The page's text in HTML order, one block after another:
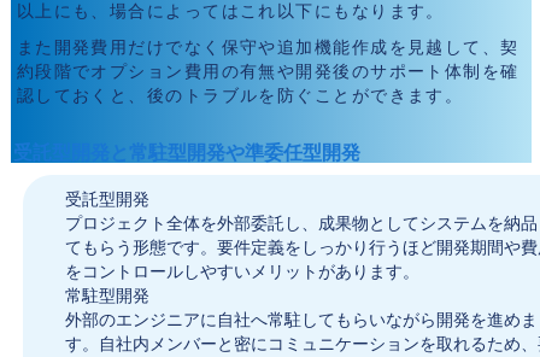
以上にも、場合によってはこれ以下にもなります。
また開発費用だけでなく保守や追加機能作成を見越して、契
約段階でオプション費用の有無や開発後のサポート体制を確
認しておくと、後のトラブルを防ぐことができます。
受託型開発と常駐型開発や準委任型開発
受託型開発
プロジェクト全体を外部委託し、成果物としてシステムを納
てもらう形態です。要件定義をしっかり行うほど開発期間や
をコントロールしやすいメリットがあります。
常駐型開発
外部のエンジニアに自社へ常駐してもらいながら開発を進めま
す。自社内メンバーと密にコミュニケーションを取れるため